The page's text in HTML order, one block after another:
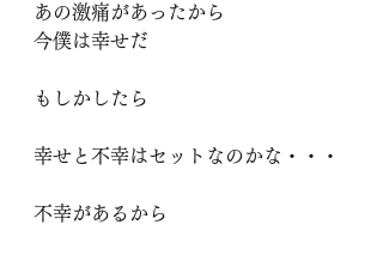
あの激痛があったから
今僕は幸せだ
もしかしたら
幸せと不幸はセットなのかな・・・
不幸があるから